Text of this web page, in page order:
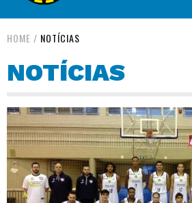
HOME / NOTÍCIAS
NOTÍCIAS